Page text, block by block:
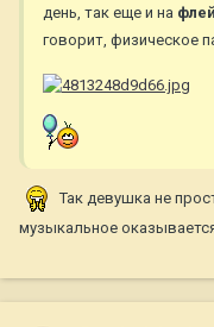
день, так еще и на
говорит, физическое
Так девушка не
музыкальное